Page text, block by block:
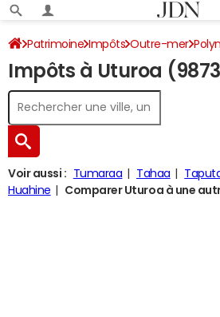
Patrimoine Impôts Outre-mer
Uturoa Impôt sur le revenu
Impôts à Uturoa
Voir aussi : Tumaraa Tahaa
Huahine
Comparer Uturoa à une